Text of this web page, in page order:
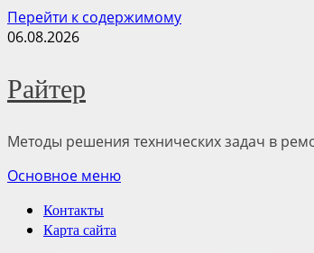
Перейти к содержимому
06.08.2026
Райтер
Методы решения технических задач в
Основное меню
Контакты
Карта сайта